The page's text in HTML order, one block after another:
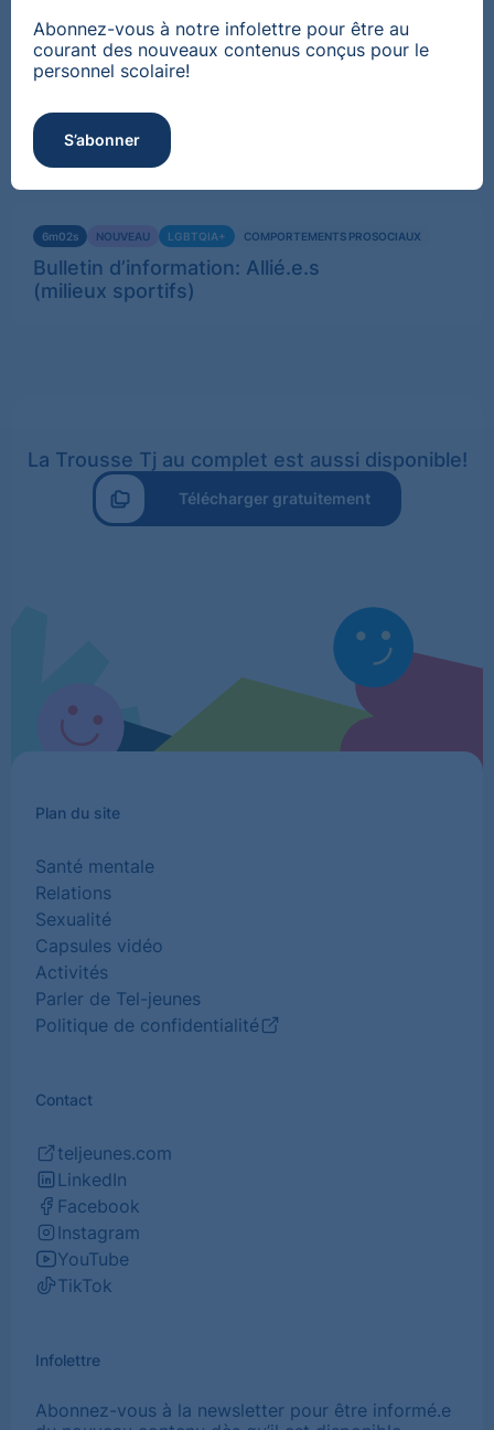
Abonnez-vous à notre infolettre pour être au
courant des nouveaux contenus conçus pour le
personnel scolaire!
S’abonner
ACTIVITÉ NOUVEAU LGBTQIA+
Bulletin d’information: Allié.e.s
(milieux sportifs)
Voir
plus
6m02s NOUVEAU LGBTQIA+ COMPORTEMENTS PROSOCIAUX
Bulletin d’information: Allié.e.s
(milieux sportifs)
plus
La Trousse Tj au complet est aussi disponible!
Télécharger gratuitement
Plan du site
Santé mentale
Relations
Sexualité
Capsules vidéo
Activités
Parler de Tel-jeunes
Politique de confidentialité
(Ouvrir
un
onglet)
Contact
teljeunes.com
(Ouvrir
dans
un
nouvel
onglet)
LinkedIn
(Ouvrir
dans
un
nouvel
onglet)
Facebook
(Ouvrir
dans
un
nouvel
Instagram
(Ouvrir
dans
un
onglet)
YouTube
(Ouvrir
dans
nouvel
TikTok
(Ouvrir
un
onglet)
Infolettre
Abonnez-vous à la newsletter pour être informé.e